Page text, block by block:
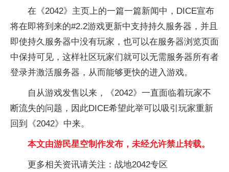
在《2042》主页上的一篇一篇新闻中，DICE宣布
将在即将到来的#2.2游戏更新中支持持久服务器，并且
即使持久服务器中没有玩家，也可以在服务器浏览页面
中保持可见，这样社区玩家们就可以无需服务器所有者
登录并激活服务器，从而能够更快的进入游戏。
自从游戏发售以来，《2042》一直面临着玩家不
断流失的问题，因此DICE希望此举可以吸引玩家重新
回到《2042》中来。
本文由游民星空制作发布，未经允许禁止转载。
更多相关资讯请关注：战地2042专区